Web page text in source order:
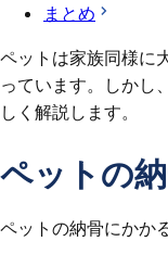
まとめ
ペットは家族同様に
っています。しかし
しく解説します。
ペットの
ペットの納骨にかか